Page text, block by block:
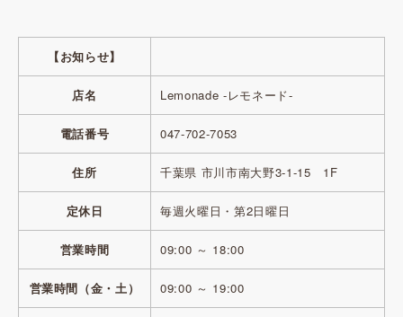
【お知らせ】
店名 Lemonade -レモネード-
電話番号 047-702-7053
住所 千葉県 市川市南大野3-1-15 1F
定休日 毎週火曜日・第2日曜日
営業時間 09:00 ～ 18:00
営業時間（金・土） 09:00 ～ 19:00